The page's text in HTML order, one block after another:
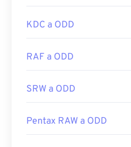
KDC a ODD
RAF a ODD
SRW a ODD
Pentax RAW a ODD